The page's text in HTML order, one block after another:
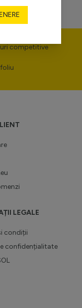
competitive
LEGALE
condiții
confidențialitate